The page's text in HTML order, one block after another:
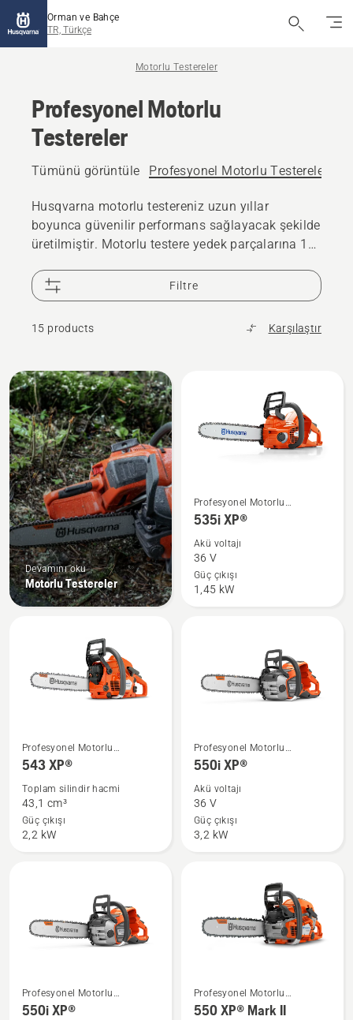
Orman ve Bahçe
TR, Türkçe
Motorlu Testereler
Profesyonel Motorlu
Testereler
Tümünü görüntüle Profesyonel Motorlu Testereler
Husqvarna motorlu testereniz uzun yıllar
boyunca güvenilir performans sağlayacak şekilde
üretilmiştir. Motorlu testere yedek parçalarına 10
genelindeki 25.000 bayimiz, ihtiyaç duyduğunuz
takdirde destek sunmaya hazırdır.
Filtre
15 products Karşılaştır
All
products
Devamını oku
Motorlu Testereler
535i
XP®
daha
fazla
ayrıntı
Profesyonel Motorlu
Testereler
535i XP®
Akü voltajı
36 V
Güç çıkışı
1,45 kW
543 XP®
hakkında
fazla
ayrıntı
görün
Profesyonel Motorlu
Testereler
543 XP®
Toplam silindir hacmi
43,1 cm³
Güç çıkışı
2,2 kW
550i
XP®
daha
fazla
ayrıntı
Profesyonel Motorlu
Testereler
550i XP®
Akü voltajı
36 V
Güç çıkışı
3,2 kW
550i
XP®
Profesyonel Motorlu
Testereler
550i XP®
550 XP®
Mark
Profesyonel Motorlu
Testereler
550 XP® Mark II